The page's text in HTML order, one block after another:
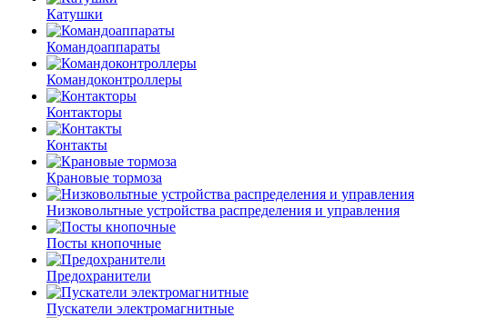
Катушки
Командоаппараты
Командоконтроллеры
Контакторы
Контакты
Крановые тормоза
Низковольтные устройства распределения и управления
Посты кнопочные
Предохранители
Пускатели электромагнитные